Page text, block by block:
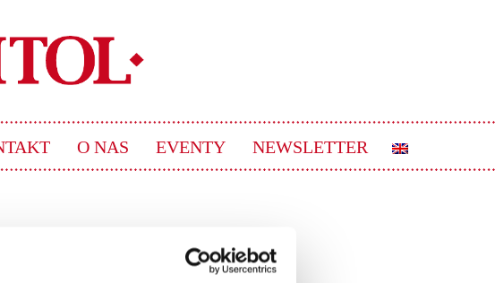
O NAS EVENTY NEWSLETTER